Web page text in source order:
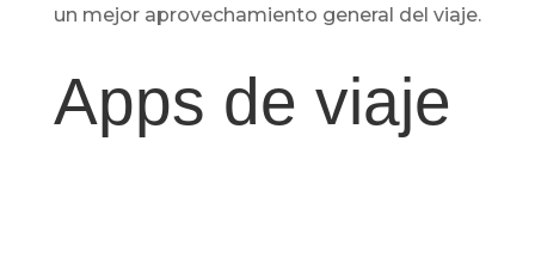
un mejor aprovechamiento general del viaje.
Apps de viaje